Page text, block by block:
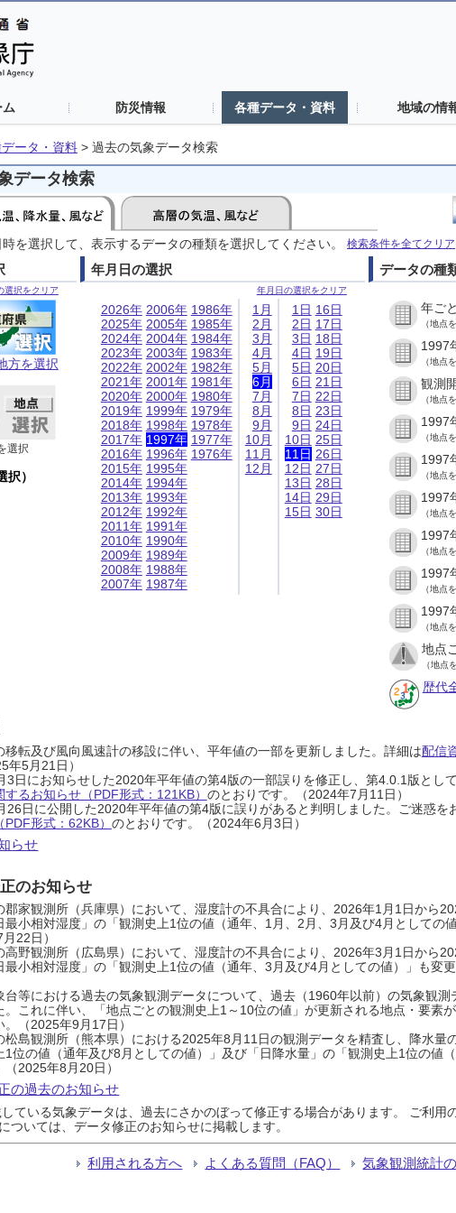
防災情報 各種データ・資料 地域の情
ータ・資料 > 過去の気象データ検索
データ検索
を選択して、表示するデータの種類を選択してください。 検索条件を全てクリア
選択をクリア
方を選択
選択
択）
年月日の選択
年月日の選択をクリア
2026年
2025年
2024年
2023年
2022年
2021年
2020年
2019年
2018年
2017年
2016年
2015年
2014年
2013年
2012年
2011年
2010年
2009年
2008年
2007年
2006年
2005年
2004年
2003年
2002年
2001年
2000年
1999年
1998年
1997年
1996年
1995年
1994年
1993年
1992年
1991年
1990年
1989年
1988年
1987年
1986年
1985年
1984年
1983年
1982年
1981年
1980年
1979年
1978年
1977年
1976年
1月
2月
3月
4月
5月
6月
7月
8月
9月
10月
11月
12月
1日
2日
3日
4日
5日
6日
7日
8日
9日
10日
11日
12日
13日
14日
15日
16日
17日
18日
19日
20日
21日
22日
23日
24日
25日
26日
27日
28日
29日
30日
データの種
年ご
（地点
1997
（地点
観測
（地点
1997
（地点
1997
（地点
1997
（地点
1997
（地点
1997
（地点
1997
（地点
地点
（地点
歴代
移転及び風向風速計の移設に伴い、平年値の一部を更新しました。詳細は配信
年5月21日）
3日にお知らせした2020年平年値の第4版の一部誤りを修正し、第4.0.1版とし
するお知らせ（PDF形式：121KB） のとおりです。（2024年7月11日）
26日に公開した2020年平年値の第4版に誤りがあると判明しました。ご迷惑を
形式：62KB） のとおりです。（2024年6月3日）
らせ
のお知らせ
郡家観測所（兵庫県）において、湿度計の不具合により、2026年1月1日から
最小相対湿度」の「観測史上1位の値（通年、1月、2月、3月及び4月としての
22日）
高野観測所（広島県）において、湿度計の不具合により、2026年3月1日から
最小相対湿度」の「観測史上1位の値（通年、3月及び4月としての値）」も変
台等における過去の気象観測データについて、過去（1960年以前）の気象観
。これに伴い、「地点ごとの観測史上1～10位の値」が更新される地点・要素
。（2025年9月17日）
松島観測所（熊本県）における2025年8月11日の観測データを精査し、降水
1位の値（通年及び8月としての値）」及び「日降水量」の「観測史上1位の
（2025年8月20日）
の過去のお知らせ
ている気象データは、過去にさかのぼって修正する場合があります。 ご利用
ついては、データ修正のお知らせに掲載します。
利用される方へ よくある質問（FAQ） 気象観測統計